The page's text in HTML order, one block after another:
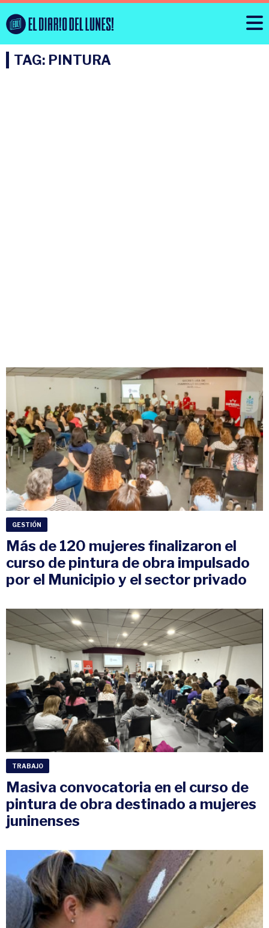
TAG: PINTURA
GESTIÓN
Más de 120 mujeres finalizaron el
curso de pintura de obra impulsado
por el Municipio y el sector privado
TRABAJO
Masiva convocatoria en el curso de
pintura de obra destinado a mujeres
juninenses